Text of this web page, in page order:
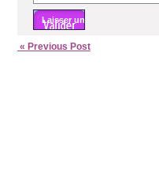
« Previous Post